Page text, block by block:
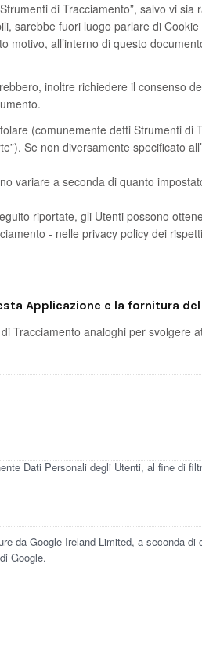
di Tracciamento”, salvo vi sia
sarebbe fuori luogo parlare di
all’interno di questo
inoltre richiedere il consenso
(comunemente detti Strumenti di
Se non diversamente specificato
variare a seconda di quanto
riportate, gli Utenti possono
- nelle privacy policy dei
Applicazione e la fornitura del
Tracciamento analoghi per
Dati Personali degli Utenti, al fine di
da Google Ireland Limited, a seconda
di Google.